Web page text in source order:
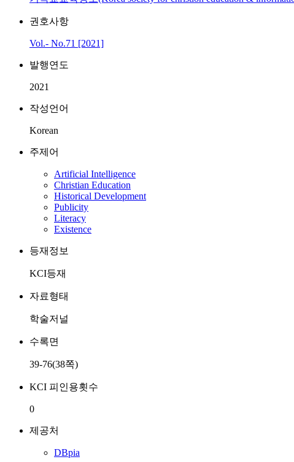
권호사항
Vol.- No.71 [2021]
발행연도
2021
작성언어
Korean
주제어
Artificial Intelligence
Christian Education
Historical Development
Publicity
Literacy
Existence
등재정보
KCI등재
자료형태
학술저널
수록면
39-76(38쪽)
KCI 피인용횟수
0
제공처
DBpia